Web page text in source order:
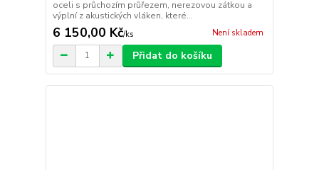
oceli s průchozím průřezem, nerezovou zátkou a
výplní z akustických vláken, které...
6 150,00 Kč/ks Není skladem
Přidat do košíku